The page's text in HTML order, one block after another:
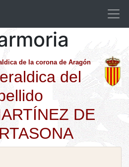
de la corona de Aragón
del
DE